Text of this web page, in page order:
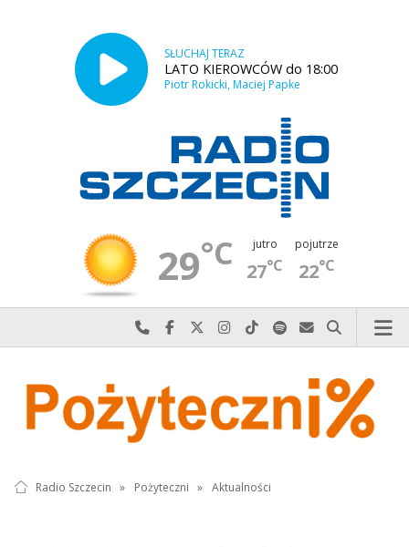
SŁUCHAJ TERAZ
LATO KIEROWCÓW do 18:00
Piotr Rokicki, Maciej Papke
29°C jutro
27°C
pojutrze
22°C
Najlepiej po prostu do nas zadzwoń
Odwiedź nas na Facebook-u
Odwiedź nas na X
Odwiedź nas na Instagram-ie
Odwiedź nas na TikTok-u
Szukaj nas na Spotify
Wyślij do nas
Szukaj
Radio Szczecin » Pożyteczni » Aktualności